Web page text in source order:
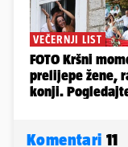
Komentari 11